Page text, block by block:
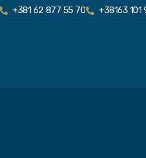
+381 62 877 55 70 +38163 101